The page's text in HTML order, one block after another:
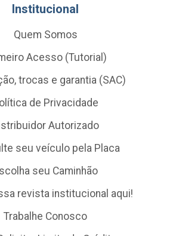
Institucional
Quem Somos
Acesso (Tutorial)
trocas e garantia (SAC)
de Privacidade
Autorizado
seu veículo pela Placa
seu Caminhão
revista institucional aqui!
Trabalhe Conosco